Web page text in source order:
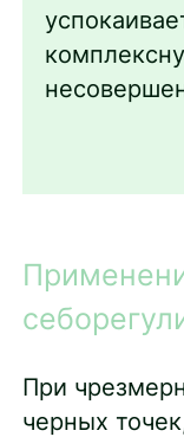
При
черных